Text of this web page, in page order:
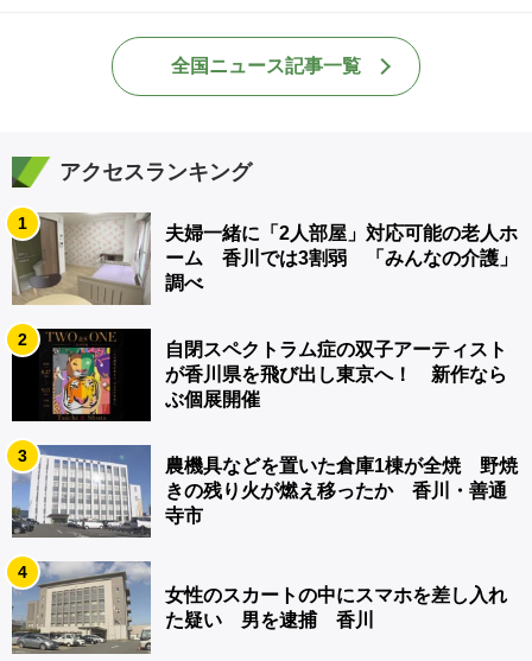
全国ニュース記事一覧
アクセスランキング
1
夫婦一緒に「2人部屋」対応可能の老人ホ
ーム 香川では3割弱 「みんなの介護」
調べ
2
自閉スペクトラム症の双子アーティスト
が香川県を飛び出し東京へ！ 新作なら
ぶ個展開催
3
農機具などを置いた倉庫1棟が全焼 野焼
きの残り火が燃え移ったか 香川・善通
寺市
4
女性のスカートの中にスマホを差し入れ
た疑い 男を逮捕 香川